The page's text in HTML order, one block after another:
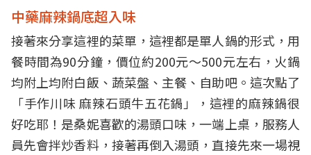
中藥麻辣鍋底超入味
接著來分享這裡的菜單，這裡都是單人鍋的形式，用
餐時間為90分鐘，價位約200元～500元左右，火鍋
均附上均附白飯、蔬菜盤、主餐、自助吧。這次點了
「手作川味 麻辣石頭牛五花鍋」，這裡的麻辣鍋很
好吃耶！是桑妮喜歡的湯頭口味，一端上桌，服務人
員先會拌炒香料，接著再倒入湯頭，直接先來一場視